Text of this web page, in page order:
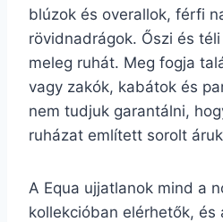
blúzok és overallok, férfi
rövidnadrágok. Őszi és
meleg ruhát. Meg fogja
vagy zakók, kabátok és
nem tudjuk garantálni,
ruházat említett sorolt
A Equa ujjatlanok mind a
kollekcióban elérhetők,